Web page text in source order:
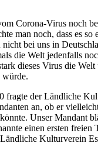
Corona-Virus noch
man noch, dass es so
bei uns in
die Welt jedenfalls
dieses Virus die
würde.
fragte der Ländliche
an, ob er
Unser Mandant
einen ersten freien
Kulturverein